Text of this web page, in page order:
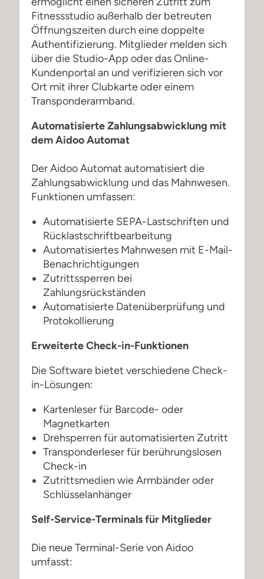
Fitnessstudio außerhalb der betreuten
Öffnungszeiten durch eine doppelte
Authentifizierung. Mitglieder melden sich
über die Studio-App oder das Online-
Kundenportal an und verifizieren sich vor
Ort mit ihrer Clubkarte oder einem
Transponderarmband.
Automatisierte Zahlungsabwicklung mit
dem Aidoo Automat
Der Aidoo Automat automatisiert die
Zahlungsabwicklung und das Mahnwesen.
Funktionen umfassen:
Automatisierte SEPA-Lastschriften und
Rücklastschriftbearbeitung
Automatisiertes Mahnwesen mit E-Mail-
Benachrichtigungen
Zutrittssperren bei
Zahlungsrückständen
Automatisierte Datenüberprüfung und
Protokollierung
Erweiterte Check-in-Funktionen
Die Software bietet verschiedene Check-
in-Lösungen:
Kartenleser für Barcode- oder
Magnetkarten
Drehsperren für automatisierten Zutritt
Transponderleser für berührungslosen
Check-in
Zutrittsmedien wie Armbänder oder
Schlüsselanhänger
Self-Service-Terminals für Mitglieder
Die neue Terminal-Serie von Aidoo
umfasst: